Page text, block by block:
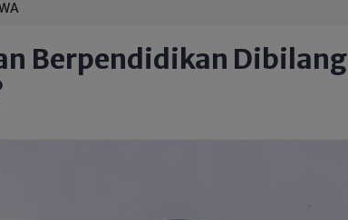
Berpendidikan Dibilang